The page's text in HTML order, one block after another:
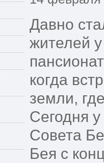
Давно
жителей
когда
земли,
Сегодня
Совета
Бея с